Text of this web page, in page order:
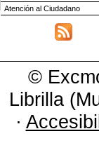
Atención al Ciudadano
©
Librilla
·